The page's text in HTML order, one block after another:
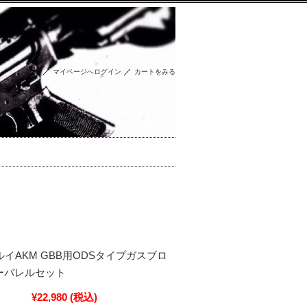
マイページへログイン カートをみる
イAKM GBB用ODSタイプガスブロ
レルセット
¥22,980 (税込)